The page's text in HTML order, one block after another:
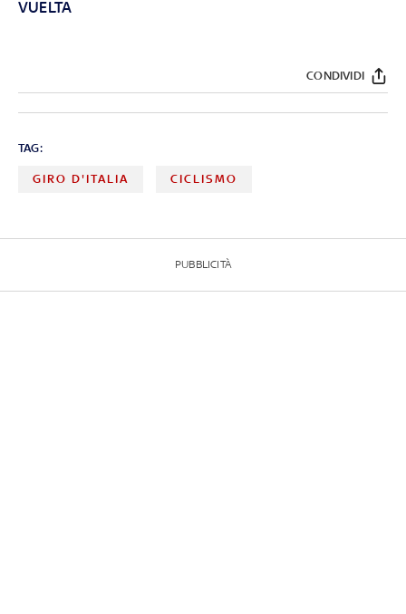
VUELTA
CONDIVIDI
TAG:
GIRO D'ITALIA CICLISMO
PUBBLICITÀ